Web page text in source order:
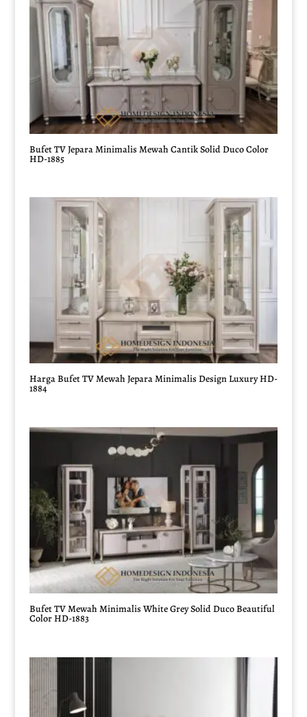
Bufet TV Jepara Minimalis Mewah Cantik Solid Duco Color
HD-1885
Harga Bufet TV Mewah Jepara Minimalis Design Luxury HD-
1884
Bufet TV Mewah Minimalis White Grey Solid Duco Beautiful
Color HD-1883